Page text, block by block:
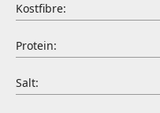
Kostfibre:
Protein:
Salt: